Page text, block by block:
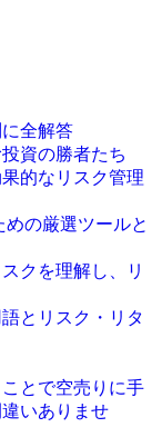
全解答
資の勝者たち
的なリスク管理
の厳選ツールと
クを理解し、リ
とリスク・リタ
とで空売りに手
いありませ